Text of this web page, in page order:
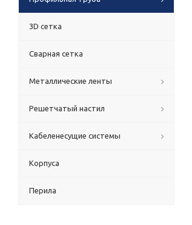
3D сетка
Сварная сетка
Металлические ленты
Решетчатый настил
Кабеленесущие системы
Корпуса
Перила